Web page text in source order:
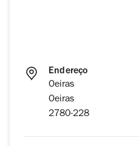
Endereço
Oeiras
Oeiras
2780-228